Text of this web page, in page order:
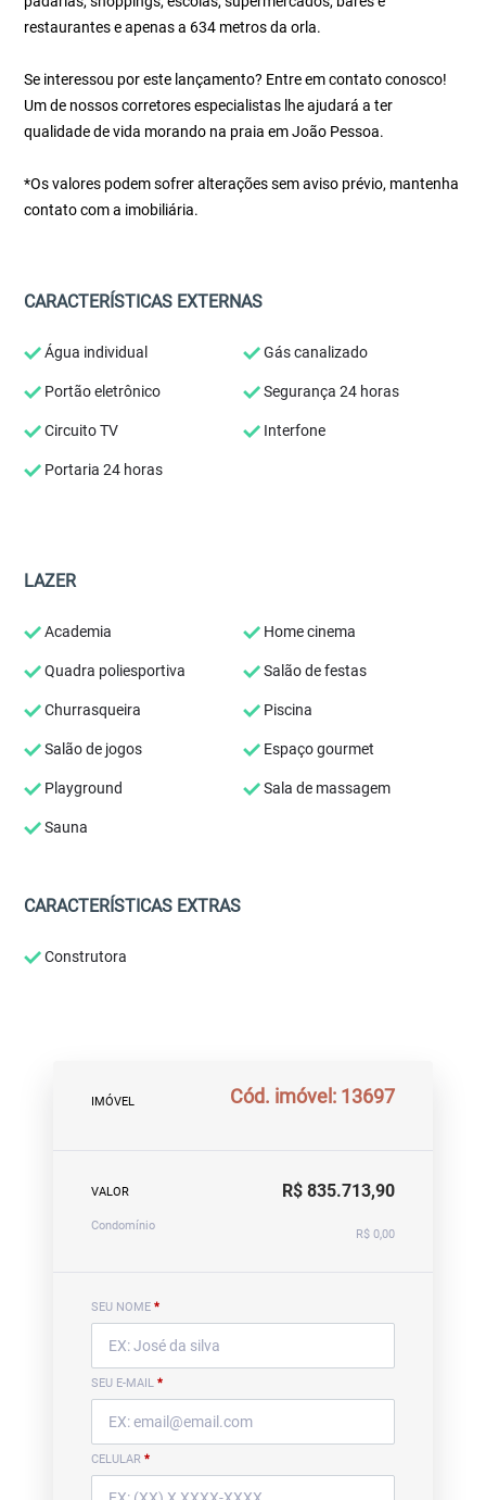
restaurantes e apenas a 634 metros da orla.
Se interessou por este lançamento? Entre em contato conosco!
Um de nossos corretores especialistas lhe ajudará a ter
qualidade de vida morando na praia em João Pessoa.
*Os valores podem sofrer alterações sem aviso prévio, mantenha
contato com a imobiliária.
CARACTERÍSTICAS EXTERNAS
Água individual Gás canalizado
Portão eletrônico Segurança 24 horas
Circuito TV Interfone
Portaria 24 horas
LAZER
Academia Home cinema
Quadra poliesportiva Salão de festas
Churrasqueira Piscina
Salão de jogos Espaço gourmet
Playground Sala de massagem
Sauna
CARACTERÍSTICAS EXTRAS
Construtora
IMÓVEL Cód. imóvel: 13697
VALOR R$ 835.713,90
Condomínio
R$ 0,00
SEU NOME *
SEU E-MAIL *
CELULAR *